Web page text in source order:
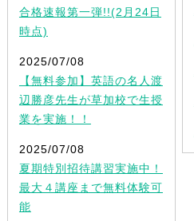
合格速報第一弾!!(2月24日
時点)
2025/07/08
【無料参加】英語の名人渡
辺勝彦先生が草加校で生授
業を実施！！
2025/07/08
夏期特別招待講習実施中！
最大４講座まで無料体験可
能